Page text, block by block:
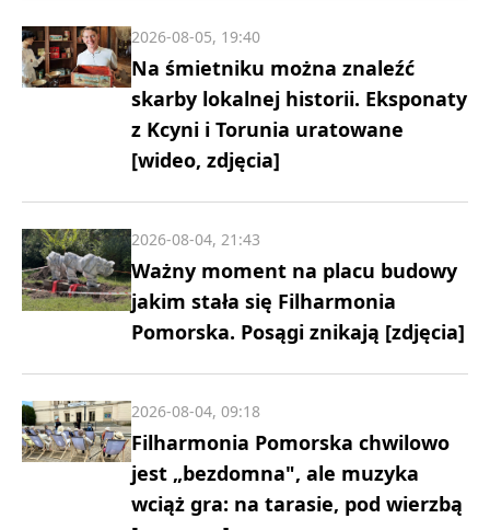
Na śmietniku można znaleźć
skarby lokalnej historii. Eksponaty
z Kcyni i Torunia uratowane
[wideo, zdjęcia]
2026-08-05, 19:40
Ważny moment na placu budowy
jakim stała się Filharmonia
Pomorska. Posągi znikają [zdjęcia]
2026-08-04, 21:43
Filharmonia Pomorska chwilowo
jest „bezdomna", ale muzyka
wciąż gra: na tarasie, pod wierzbą
2026-08-04, 09:18